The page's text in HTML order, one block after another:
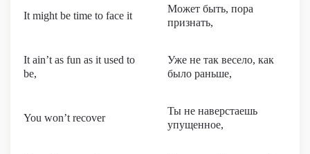
It might be time to face it
Может быть, пора
признать,
It ain’t as fun as it used to
be,
Уже не так весело, как
было раньше,
You won’t recover
Ты не наверстаешь
упущенное,